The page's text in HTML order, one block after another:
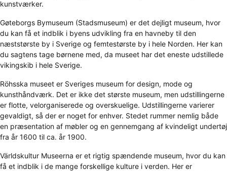
kunstværker.
Gøteborgs Bymuseum (Stadsmuseum) er det dejligt museum, hvor
du kan få et indblik i byens udvikling fra en havneby til den
næststørste by i Sverige og femtestørste by i hele Norden. Her kan
du sagtens tage børnene med, da museet har det eneste udstillede
vikingskib i hele Sverige.
Röhsska museet er Sveriges museum for design, mode og
kunsthåndværk. Det er ikke det største museum, men udstillingerne
er flotte, velorganiserede og overskuelige. Udstillingerne varierer
gevaldigt, så der er noget for enhver. Stedet rummer nemlig både
en præsentation af møbler og en gennemgang af kvindeligt undertøj
fra år 1600 til ca. år 1900.
Världskultur Museerna er et rigtig spændende museum, hvor du kan
få et indblik i de mange forskellige kulture i verden. Her er